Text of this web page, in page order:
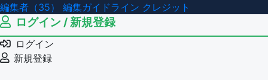
編集者（35） 編集ガイドライン クレジット
ログイン / 新規登録
ログイン
新規登録